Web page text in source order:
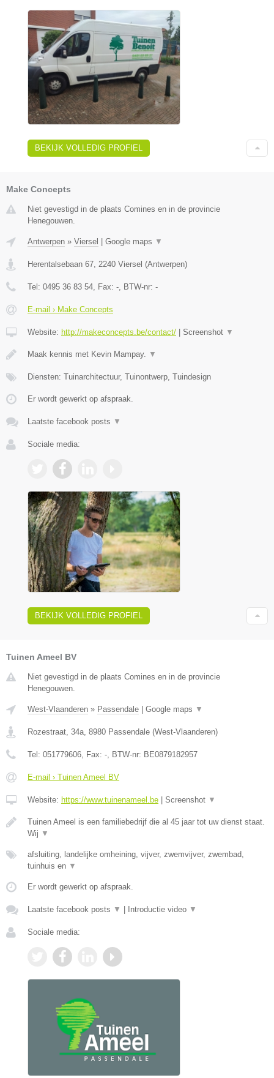
BEKIJK VOLLEDIG PROFIEL
Make Concepts
Niet gevestigd in de plaats Comines en in de provincie
Henegouwen.
Antwerpen » Viersel | Google maps ▼
Herentalsebaan 67 2240 Viersel (Antwerpen)
Tel: 0495 36 83 54 , Fax: - , BTW-nr: -
E-mail › Make Concepts
Website: http://makeconcepts.be/contact/ | Screenshot ▼
Maak kennis met Kevin Mampay. ▼
Diensten: Tuinarchitectuur, Tuinontwerp, Tuindesign
Er wordt gewerkt op afspraak.
Laatste facebook posts ▼
Sociale media:
BEKIJK VOLLEDIG PROFIEL
Tuinen Ameel BV
Niet gevestigd in de plaats Comines en in de provincie
Henegouwen.
West-Vlaanderen » Passendale Google maps ▼
Rozestraat, 34a, 8980 Passendale (West-Vlaanderen)
Tel: 051779606, Fax: -, BTW-nr: BE0879182957
E-mail › Tuinen Ameel BV
Website: https://www.tuinenameel.be Screenshot ▼
Tuinen Ameel is een familiebedrijf die al 45 jaar tot uw dienst staat.
Wij ▼
afsluiting, landelijke omheining, vijver, zwemvijver, zwembad,
tuinhuis en ▼
Er wordt gewerkt op afspraak.
Laatste facebook posts ▼ Introductie video ▼
Sociale media: